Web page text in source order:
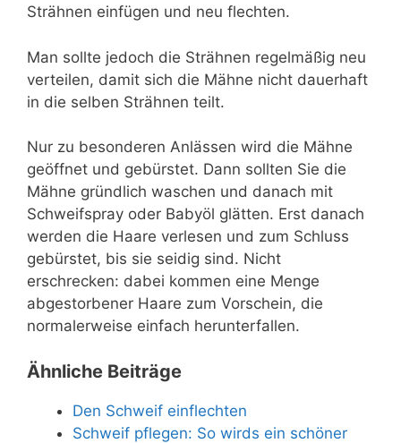
Strähnen einfügen und neu flechten.
Man sollte jedoch die Strähnen regelmäßig neu
verteilen, damit sich die Mähne nicht dauerhaft
in die selben Strähnen teilt.
Nur zu besonderen Anlässen wird die Mähne
geöffnet und gebürstet. Dann sollten Sie die
Mähne gründlich waschen und danach mit
Schweifspray oder Babyöl glätten. Erst danach
werden die Haare verlesen und zum Schluss
gebürstet, bis sie seidig sind. Nicht
erschrecken: dabei kommen eine Menge
abgestorbener Haare zum Vorschein, die
normalerweise einfach herunterfallen.
Ähnliche Beiträge
Den Schweif einflechten
Schweif pflegen: So wirds ein schöner